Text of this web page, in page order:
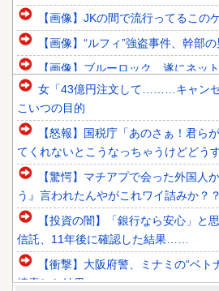
【画像】JKの間で流行ってるこ
【画像】“ルフィ”強盗事件、幹部
【画像】ブルーロック、遂にネッ
韓国人「韓国代表がロンドン五輪
韓国人「韓国に10年間の出場権剥
韓国人「東南アジア各国が韓国サ
Powered by livedoor 相互RSS
女「43億円注文して………キャン
こいつの目的
【怒報】国税庁「あのさぁ！君ら
てくれないとこうなっちゃうけどどうす
【驚愕】マチアプで会った外国人
う』言われたんやがこれワイ詰みか？？
【投資の闇】「銀行なら安心」と
信託、11年後に確認した結果……
【衝撃】大阪府警、ミナミの“ベト
捜索した結果・・・・・・